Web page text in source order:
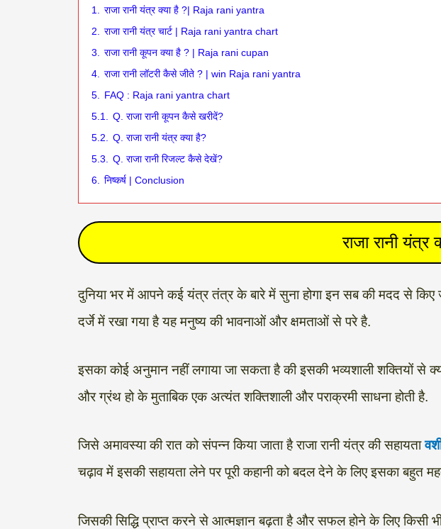
1.
राजा रानी यंत्र क्या है ?| Raja rani yantra
2.
राजा रानी यंत्र चार्ट | Raja rani yantra chart
3.
राजा रानी कूपन क्या है ? | Raja rani cupan
4.
राजा रानी लॉटरी कैसे जीते ? | win Raja rani yantra
5.
FAQ : Raja rani yantra chart
5.1.
Q. राजा रानी कूपन कैसे खरीदें?
5.2.
Q. राजा रानी यंत्र क्या है?
5.3.
Q. राजा रानी रिजल्ट कैसे देखें?
6.
निष्कर्ष | Conclusion
राजा रानी
दुनिया भर में आपने कई यंत्र तंत्र के बारे में सुना होगा इन सब की मदद से
दर्जे में रखा गया है यह मनुष्य की भावनाओं और क्षमताओं से परे है.
इसका कोई अनुमान नहीं लगाया जा सकता है की इसकी भव्यशाली शक्तियों से
और ग्रंथ हो के मुताबिक एक अत्यंत शक्तिशाली और पराक्रमी साधना होती है.
जिसे अमावस्या की रात को संपन्न किया जाता है राजा रानी यंत्र की सहायता
चढ़ाव में इसकी सहायता लेने पर पूरी कहानी को बदल देने के लिए इसका बहुत
जिसकी सिद्धि प्राप्त करने से आत्मज्ञान बढ़ता है और सफल होने के लिए किसी